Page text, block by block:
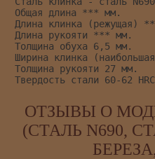
Общая длина *** мм.
Длина клинка (режущая)
Длина рукояти *** мм.
Толщина обуха 6,5 мм.
Ширина клинка
Толщина рукояти 27 мм.
Твердость стали 60-62 HRC
ОТЗЫВЫ О
(СТАЛЬ N690,